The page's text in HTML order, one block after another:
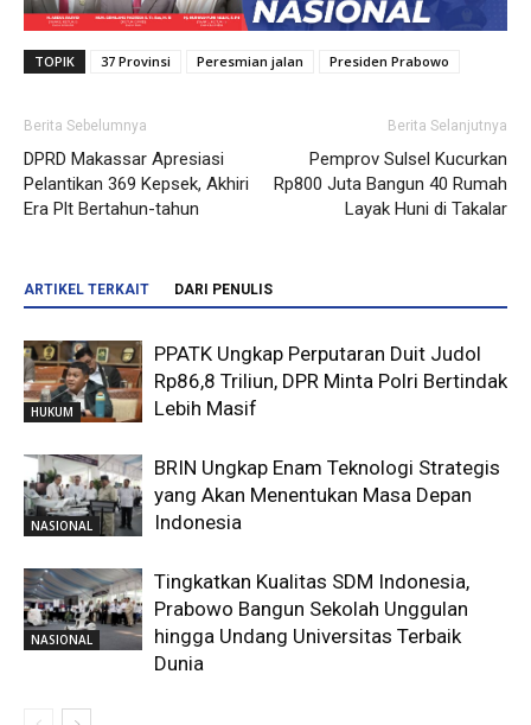
TOPIK 37 Provinsi Peresmian jalan Presiden Prabowo
Berita Sebelumnya
DPRD Makassar Apresiasi
Pelantikan 369 Kepsek, Akhiri
Era Plt Bertahun-tahun
Berita Selanjutnya
Pemprov Sulsel Kucurkan
Rp800 Juta Bangun 40 Rumah
Layak Huni di Takalar
ARTIKEL TERKAIT DARI PENULIS
HUKUM
PPATK Ungkap Perputaran Duit Judol
Rp86,8 Triliun, DPR Minta Polri Bertindak
Lebih Masif
NASIONAL
BRIN Ungkap Enam Teknologi Strategis
yang Akan Menentukan Masa Depan
Indonesia
NASIONAL
Tingkatkan Kualitas SDM Indonesia,
Prabowo Bangun Sekolah Unggulan
hingga Undang Universitas Terbaik
Dunia